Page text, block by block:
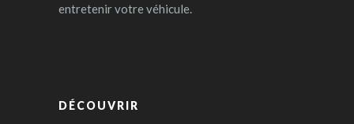
entretenir votre véhicule.
DÉCOUVRIR